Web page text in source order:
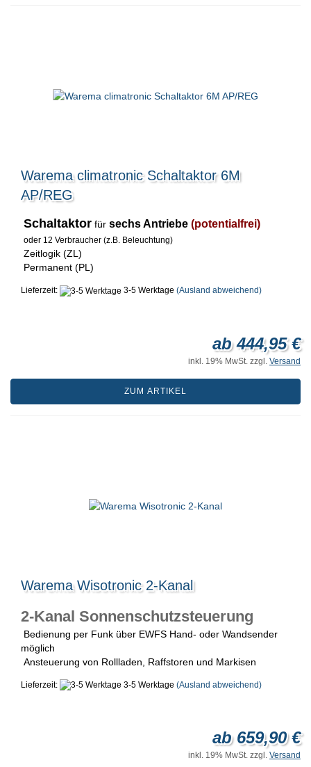
Warema climatronic Schaltaktor 6M
AP/REG
Schaltaktor für sechs Antriebe (potentialfrei)
oder 12 Verbraucher (z.B. Beleuchtung)
Zeitlogik (ZL)
Permanent (PL)
Lieferzeit: 3-5 Werktage (Ausland abweichend)
ab 444,95 €
inkl. 19% MwSt. zzgl. Versand
ZUM ARTIKEL
Warema Wisotronic 2-Kanal
2-Kanal Sonnenschutzsteuerung
Bedienung per Funk über EWFS Hand- oder Wandsender
möglich
Ansteuerung von Rollladen, Raffstoren und Markisen
Lieferzeit: 3-5 Werktage (Ausland abweichend)
ab 659,90 €
inkl. 19% MwSt. zzgl. Versand